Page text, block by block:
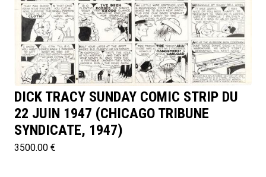
DICK TRACY SUNDAY COMIC STRIP DU
22 JUIN 1947 (CHICAGO TRIBUNE
SYNDICATE, 1947)
3500.00 €